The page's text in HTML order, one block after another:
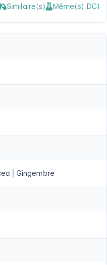
Similaire(s) Même(s) DCI
| Gingembre